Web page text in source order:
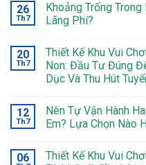
26
Th7
Khoảng Trống
Lãng Phí?
20
Th7
Thiết Kế Khu Vui
Non: Đầu Tư Đúng
Dục Và Thu Hút
12
Th7
Nên Tự Vận Hành
Em? Lựa Chọn Nào
06
Thiết Kế Khu Vui